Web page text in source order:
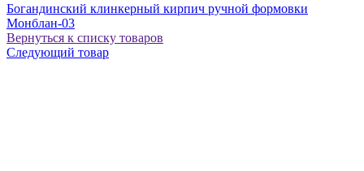
Богандинский клинкерный кирпич ручной формовки
Монблан-03
Вернуться к списку товаров
Следующий товар